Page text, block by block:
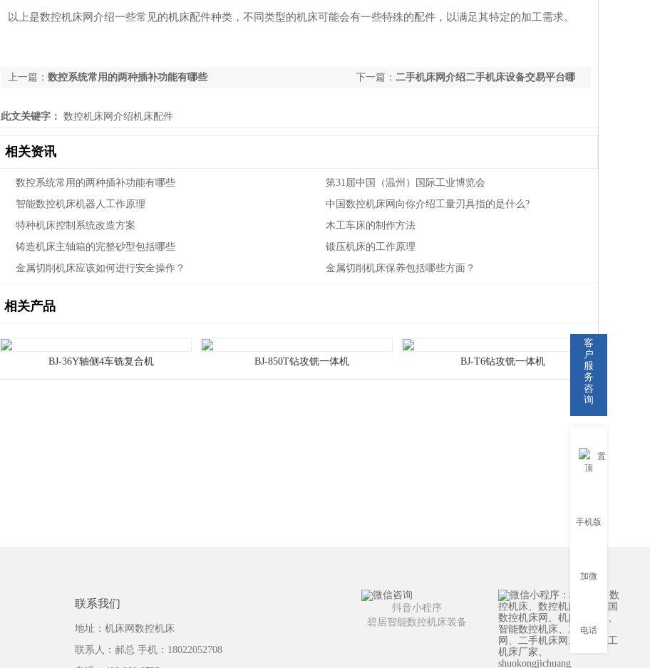
以上是数控机床网介绍一些常见的机床配件种类，不同类型的机床可能会有一些特殊的配件，以满足其特定的加工需求。
下一篇： 二手机床网介绍二手机床设备交易平台哪
上一篇： 数控系统常用的两种插补功能有哪些
此文关键字： 数控机床网介绍机床配件
相关资讯
数控系统常用的两种插补功能有哪些
第31届中国（温州）国际工业博览会
智能数控机床机器人工作原理
中国数控机床网向你介绍工量刃具指的是什么?
特种机床控制系统改造方案
木工车床的制作方法
铸造机床主轴箱的完整砂型包括哪些
锻压机床的工作原理
金属切削机床应该如何进行安全操作？
金属切削机床保养包括哪些方面？
相关产品
BJ-36Y轴侧4车铣复合机 BJ-850T钻攻铣一体机 BJ-T6钻攻铣一体机
联系我们
地址：机床网数控机床
联系人：郝总 手机：18022052708
抖音小程序
碧居智能数控机床装备
客
户
服
务
咨
询
置
顶
手机版
加微
电话